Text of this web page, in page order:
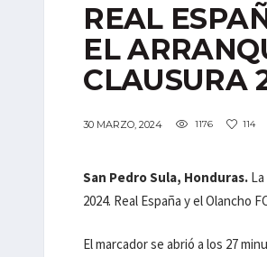
REAL
EL
CLAUSURA
30 MARZO, 2024 1176 114
San Pedro Sula, Honduras.
2024. Real España y el Olancho
El marcador se abrió a los 27